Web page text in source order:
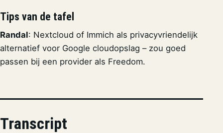
Tips van de tafel
Randal: Nextcloud of Immich als privacyvriendelijk
alternatief voor Google cloudopslag – zou goed
passen bij een provider als Freedom.
Transcript